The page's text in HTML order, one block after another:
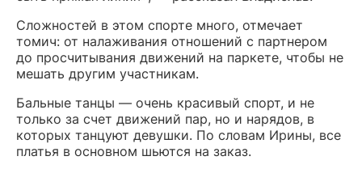
Сложностей в этом спорте много, отмечает
томич: от налаживания отношений с партнером
до просчитывания движений на паркете, чтобы не
мешать другим участникам.
Бальные танцы — очень красивый спорт, и не
только за счет движений пар, но и нарядов, в
которых танцуют девушки. По словам Ирины, все
платья в основном шьются на заказ.